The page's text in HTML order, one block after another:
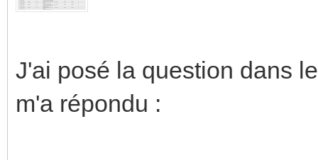
J'ai posé la question dans
m'a répondu :